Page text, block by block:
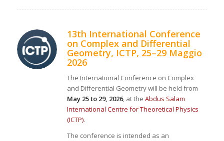
13th International Conference
on Complex and Differential
Geometry, ICTP, 25–29 Maggio
2026
The International Conference on Complex
and Differential Geometry will be held from
May 25 to 29, 2026, at the Abdus Salam
International Centre for Theoretical Physics
(ICTP).
The conference is intended as an